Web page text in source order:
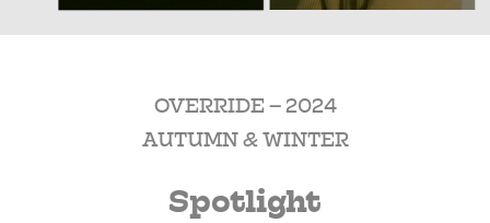
OVERRIDE – 2024
AUTUMN & WINTER
Spotlight